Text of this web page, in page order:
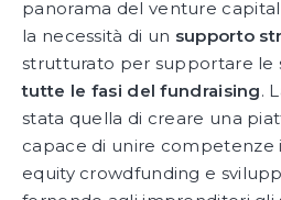
panorama del venture
la necessità di un supporto
strutturato per supportare le
tutte le fasi del fundraising.
stata quella di creare una
capace di unire competenze
equity crowdfunding e